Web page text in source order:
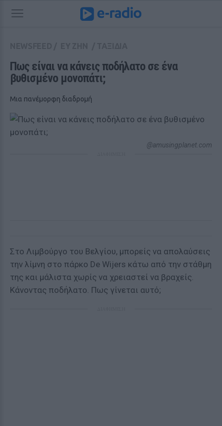
Πως είναι να κάνεις ποδήλατο σε ένα
βυθισμένο μονοπάτι;
Μια πανέμορφη διαδρομή
@amusingplanet.com
Στο Λιμβούργο του Βελγίου, μπορείς να απολαύσεις
την λίμνη στο πάρκο De Wijers κάτω από την στάθμη
της και μάλιστα χωρίς να χρειαστεί να βραχείς.
Κάνοντας ποδήλατο. Πως γίνεται αυτό;